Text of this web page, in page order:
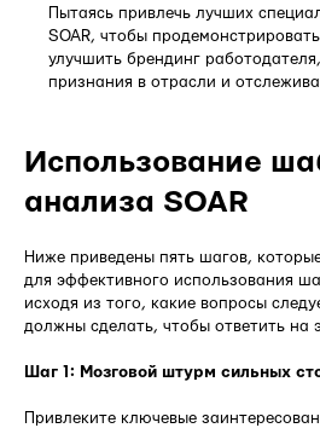
Пытаясь привлечь лучших
SOAR, чтобы
улучшить брендинг
признания в отрасли и
Использование
анализа SOAR
Ниже приведены пять шагов,
для эффективного использования
исходя из того, какие вопросы
должны сделать, чтобы ответить на
Шаг 1: Мозговой штурм сильных
Привлеките ключевые